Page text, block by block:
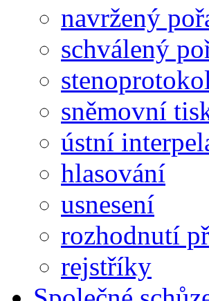
navržený
schválený
sněmovní
ústní
hlasování
usnesení
rozhodnutí
rejstříky